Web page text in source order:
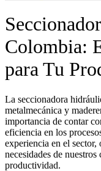
Colombia:
para Tu
La seccionadora
metalmecánica y
importancia de contar
eficiencia en los
experiencia en el sector,
necesidades de
productividad.